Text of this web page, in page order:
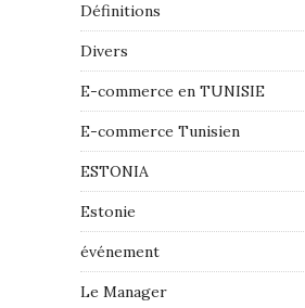
Définitions
Divers
E-commerce en TUNISIE
E-commerce Tunisien
ESTONIA
Estonie
événement
Le Manager